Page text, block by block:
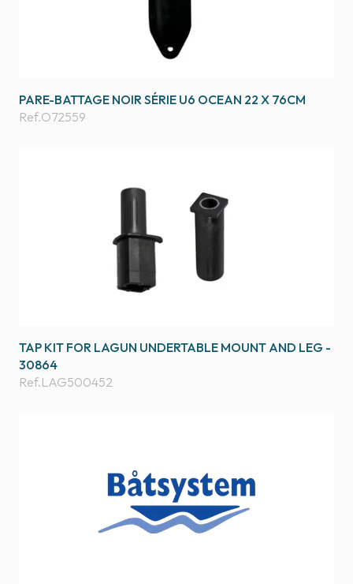
PARE-BATTAGE NOIR SÉRIE U6 OCEAN 22 X 76CM
Ref.O72559
TAP KIT FOR LAGUN UNDERTABLE MOUNT AND LEG -
30864
Ref.LAG500452